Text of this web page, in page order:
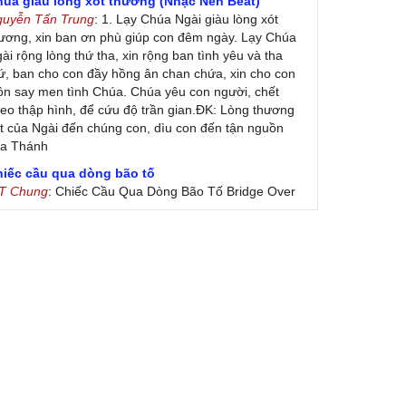
Tấn Trung: 1. Lạy Chúa Ngài giàu lòng xót
xin ban ơn phù giúp con đêm ngày. Lạy Chúa
rộng lòng thứ tha, xin rộng ban tình yêu và tha
ban cho con đầy hồng ân chan chứa, xin cho con
say men tình Chúa. Chúa yêu con người, chết
thập hình, để cứu độ trần gian.ĐK: Lòng thương
của Ngài đến chúng con, dìu con đến tận nguồn
Thánh
cầu qua dòng bão tố
Chung: Chiếc Cầu Qua Dòng Bão Tố Bridge Over
Water by Simon & Garfunkel (Released